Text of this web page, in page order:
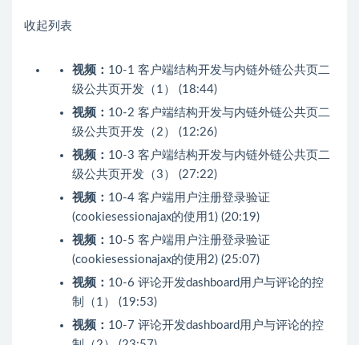
收起列表
视频： 10-1 客户端结构开发与内链外链公共页二
级公共页开发（1） (18:44)
视频： 10-2 客户端结构开发与内链外链公共页二
级公共页开发（2） (12:26)
视频： 10-3 客户端结构开发与内链外链公共页二
级公共页开发（3） (27:22)
视频： 10-4 客户端用户注册登录验证
(cookiesessionajax的使用1) (20:19)
视频： 10-5 客户端用户注册登录验证
(cookiesessionajax的使用2) (25:07)
视频： 10-6 评论开发dashboard用户与评论的控
制（1） (19:53)
视频： 10-7 评论开发dashboard用户与评论的控